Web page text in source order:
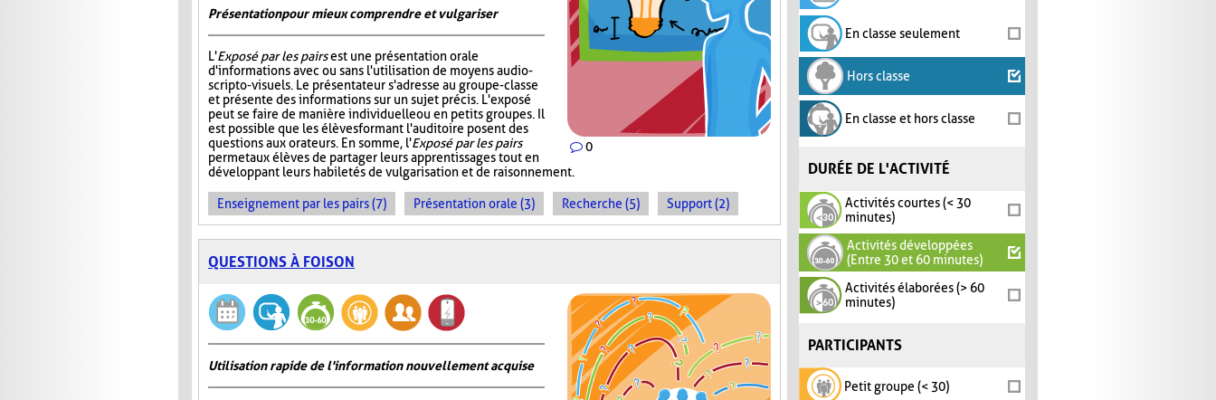
En classe seulement
Hors classe
En classe et hors classe
DURÉE DE L'ACTIVITÉ
Activités courtes (< 30
minutes)
Activités développées
(Entre 30 et 60 minutes)
Activités élaborées (> 60
minutes)
PARTICIPANTS
Petit groupe (< 30)
0
Présentation pour mieux comprendre et vulgariser
L'Exposé par les pairsest une présentation orale
d'informations avec ou sans l'utilisation de moyens audio-
scripto-visuels. Le présentateur s'adresse au groupe-classe
et présente des informations sur un sujet précis. L'exposé
peut se faire de manière individuelle ou en petits groupes. Il
est possible que les élèves formant l'auditoire posent des
questions aux orateurs. En somme, l'Exposé par les pairs
permet aux élèves de partager leurs apprentissages tout en
développant leurs habiletés de vulgarisation et de raisonnement.
Enseignement par les pairs (7) Présentation orale (3) Recherche (5) Support (2)
QUESTIONS À FOISON
Utilisation rapide de l'information nouvellement acquise